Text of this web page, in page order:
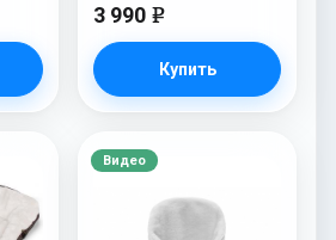
3 990 e
Купить
Видео